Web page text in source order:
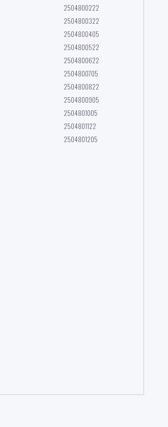
2504800222
2504800322
2504800405
2504800522
2504800622
2504800705
2504800822
2504800905
2504801005
2504801122
2504801205